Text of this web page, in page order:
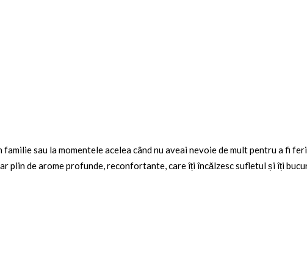
sau la momentele acelea când nu aveai nevoie de mult pentru a fi
plin de arome profunde, reconfortante, care îți încălzesc sufletul și îți